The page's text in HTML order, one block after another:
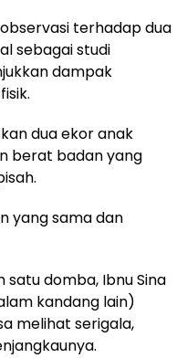
terhadap dua
sebagai studi
dampak
dua ekor anak
berat badan yang
yang sama dan
satu domba, Ibnu Sina
kandang lain)
melihat serigala,